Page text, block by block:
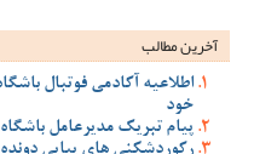
آخرین مطالب
اطلاعیه آکادمی فوتبال
خود
پیام تبریک مدیرعامل